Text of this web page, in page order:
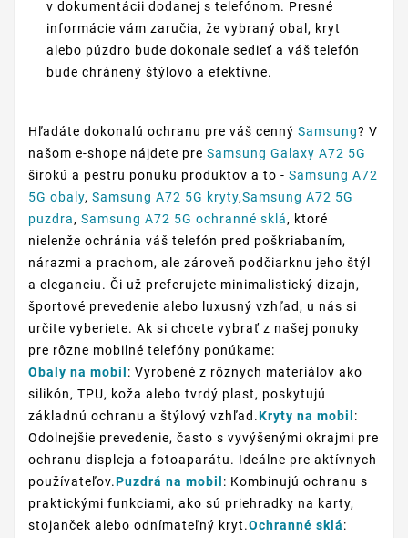
v dokumentácii dodanej s telefónom. Presné
informácie vám zaručia, že vybraný obal, kryt
alebo púzdro bude dokonale sedieť a váš telefón
bude chránený štýlovo a efektívne.
Hľadáte dokonalú ochranu pre váš cenný Samsung? V
našom e-shope nájdete pre Samsung Galaxy A72 5G
širokú a pestru ponuku produktov a to - Samsung A72
5G obaly, Samsung A72 5G kryty,Samsung A72 5G
puzdra, Samsung A72 5G ochranné sklá, ktoré
nielenže ochránia váš telefón pred poškriabaním,
nárazmi a prachom, ale zároveň podčiarknu jeho štýl
a eleganciu. Či už preferujete minimalistický dizajn,
športové prevedenie alebo luxusný vzhľad, u nás si
určite vyberiete. Ak si chcete vybrať z našej ponuky
pre rôzne mobilné telefóny ponúkame:
Obaly na mobil : Vyrobené z rôznych materiálov ako
silikón, TPU, koža alebo tvrdý plast, poskytujú
základnú ochranu a štýlový vzhľad.Kryty na mobil :
Odolnejšie prevedenie, často s vyvýšenými okrajmi pre
ochranu displeja a fotoaparátu. Ideálne pre aktívnych
používateľov.Puzdrá na mobil : Kombinujú ochranu s
praktickými funkciami, ako sú priehradky na karty,
stojanček alebo odnímateľný kryt.Ochranné sklá: